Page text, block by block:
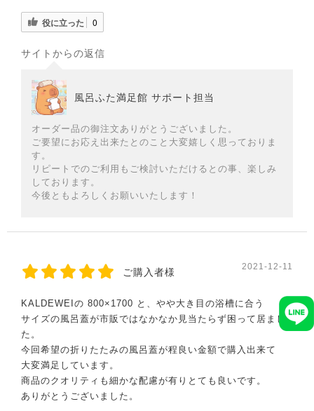
役に立った 0
サイトからの返信
風呂ふた満足館 サポート担当
オーダー品の御注文ありがとうございました。
ご要望にお応え出来たとのこと大変嬉しく思っておりま
す。
リピートでのご利用もご検討いただけるとの事、楽しみ
しております。
今後ともよろしくお願いいたします！
ご購入者様 2021-12-11
KALDEWEIの 800×1700 と、やや大き目の浴槽に合う
サイズの風呂蓋が市販ではなかなか見当たらず困って居まし
た。
今回希望の折りたたみの風呂蓋が程良い金額で購入出来て
大変満足しています。
商品のクオリティも細かな配慮が有りとても良いです。
ありがとうございました。